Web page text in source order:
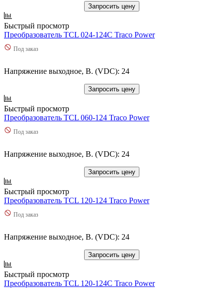
Запросить цену
Быстрый просмотр
Преобразователь TCL 024-124C Traco Power
Под заказ
Напряжение выходное, В. (VDC): 24
Запросить цену
Быстрый просмотр
Преобразователь TCL 060-124 Traco Power
Под заказ
Напряжение выходное, В. (VDC): 24
Запросить цену
Быстрый просмотр
Преобразователь TCL 120-124 Traco Power
Под заказ
Напряжение выходное, В. (VDC): 24
Запросить цену
Быстрый просмотр
Преобразователь TCL 120-124C Traco Power